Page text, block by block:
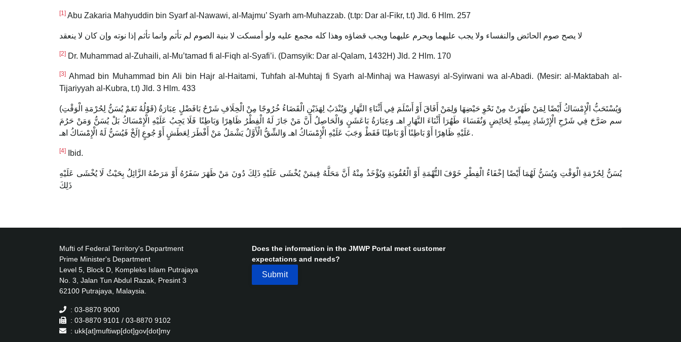
[1] Abu Zakaria Mahyuddin bin Syarf al-Nawawi, al-Majmu’ Syarh am-Muhazzab. (t.tp: Dar al-Fikr, t.t) Jld. 6 Hlm. 257
لا يصح صوم الحائض والنفساء ولا يجب عليهما ويحرم عليهما ويجب قضاؤه وهذا كله مجمع عليه ولو أمسكت لا بنية الصوم لم تأثم وانما تأثم إذا نوته وإن كان لا ينعقد
[2] Dr. Muhammad al-Zuhaili, al-Mu’tamad fi al-Fiqh al-Syafi’i. (Damsyik: Dar al-Qalam, 1432H) Jld. 2 Hlm. 170
[3] Ahmad bin Muhammad bin Ali bin Hajr al-Haitami, Tuhfah al-Muhtaj fi Syarh al-Minhaj wa Hawasyi al-Syirwani wa al-Abadi. (Mesir: al-Maktabah al-
Tijariyyah al-Kubra, t.t) Jld. 3 Hlm. 433
(قَوْلُهُ نَعَمْ يُسَنُّ لِحُرْمَةِ الْوَقْتِ) وَيُسْتَحَبُّ الْإِمْسَاكُ أَيْضًا لِمَنْ طَهُرَتْ مِنْ نَحْوِ حَيْضِهَا وَلِمَنْ أَفَاقَ أَوْ أَسْلَمَ فِي أَثْنَاءِ النَّهَارِ وَيُنْدَبُ لِهَذَيْنِ الْقَضَاءُ خُرُوجًا مِنْ الْخِلَافِ شَرْحُ بَافَضْلٍ عِبَارَةُ
سم صَرَّحَ فِي شَرْحِ الْإِرْشَادِ بِسِنِّهِ لِحَائِضٍ وَنُفَسَاءَ طَهُرَا أَثْنَاءَ النَّهَارِ اهـ وَعِبَارَةُ بَاعَشَنٍ وَالْحَاصِلُ أَنَّ مَنْ جَازَ لَهُ الْفِطْرُ ظَاهِرًا وَبَاطِنًا فَلَا يَجِبُ عَلَيْهِ الْإِمْسَاكُ بَلْ يُسَنُّ وَمَنْ حَرُمَ
عَلَيْهِ ظَاهِرًا أَوْ بَاطِنًا أَوْ بَاطِنًا فَقَطْ وَجَبَ عَلَيْهِ الْإِمْسَاكُ اهـ وَالشِّقُّ الْأَوَّلُ يَشْمَلُ مَنْ أَفْطَرَ لِعَطَشٍ أَوْ جُوعٍ إلَخْ فَيُسَنُّ لَهُ الْإِمْسَاكُ اهـ.
[4] Ibid.
يُسَنُّ لِحُرْمَةِ الْوَقْتِ وَيُسَنُّ لَهُمَا أَيْضًا إخْفَاءُ الْفِطْرِ خَوْفَ التُّهْمَةِ أَوْ الْعُقُوبَةِ وَيُؤْخَذُ مِنْهُ أَنَّ مَحَلَّهُ فِيمَنْ يُخْشَى عَلَيْهِ ذَلِكَ دُونَ مَنْ ظَهَرَ سَفَرُهُ أَوْ مَرَضُهُ الزَّائِلُ بِحَيْثُ لَا يُخْشَى عَلَيْهِ
ذَلِكَ
Mufti of Federal Territory's Department
Prime Minister's Department
Level 5, Block D, Kompleks Islam Putrajaya
No. 3, Jalan Tun Abdul Razak, Presint 3
62100 Putrajaya, Malaysia.
: 03-8870 9000
: 03-8870 9101 / 03-8870 9102
: ukk[at]muftiwp[dot]gov[dot]my
Does the information in the JMWP Portal meet customer
expectations and needs?